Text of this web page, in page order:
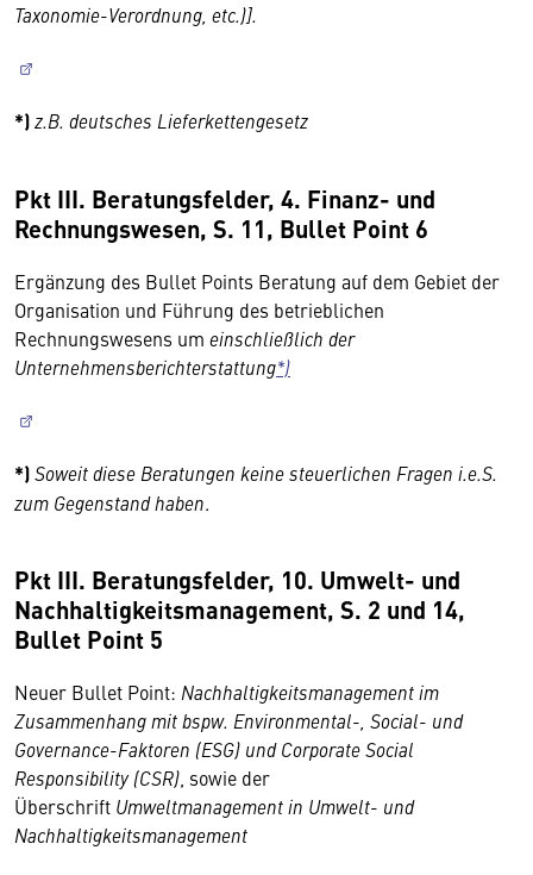
Taxonomie-Verordnung, etc.)].
*)z.B. deutsches Lieferkettengesetz
Pkt III. Beratungsfelder, 4. Finanz- und
Rechnungswesen, S. 11, Bullet Point 6
Ergänzung des Bullet Points Beratung auf dem Gebiet der
Organisation und Führung des betrieblichen
Rechnungswesens um einschließlich der
Unternehmensberichterstattung*)
*)Soweit diese Beratungen keine steuerlichen Fragen i.e.S.
zum Gegenstand haben.
Pkt III. Beratungsfelder, 10. Umwelt- und
Nachhaltigkeitsmanagement, S. 2 und 14,
Bullet Point 5
Neuer Bullet Point: Nachhaltigkeitsmanagement im
Zusammenhang mit bspw. Environmental-, Social- und
Governance-Faktoren (ESG) und Corporate Social
Responsibility (CSR) , sowie der
Überschrift Umweltmanagement in Umwelt- und
Nachhaltigkeitsmanagement